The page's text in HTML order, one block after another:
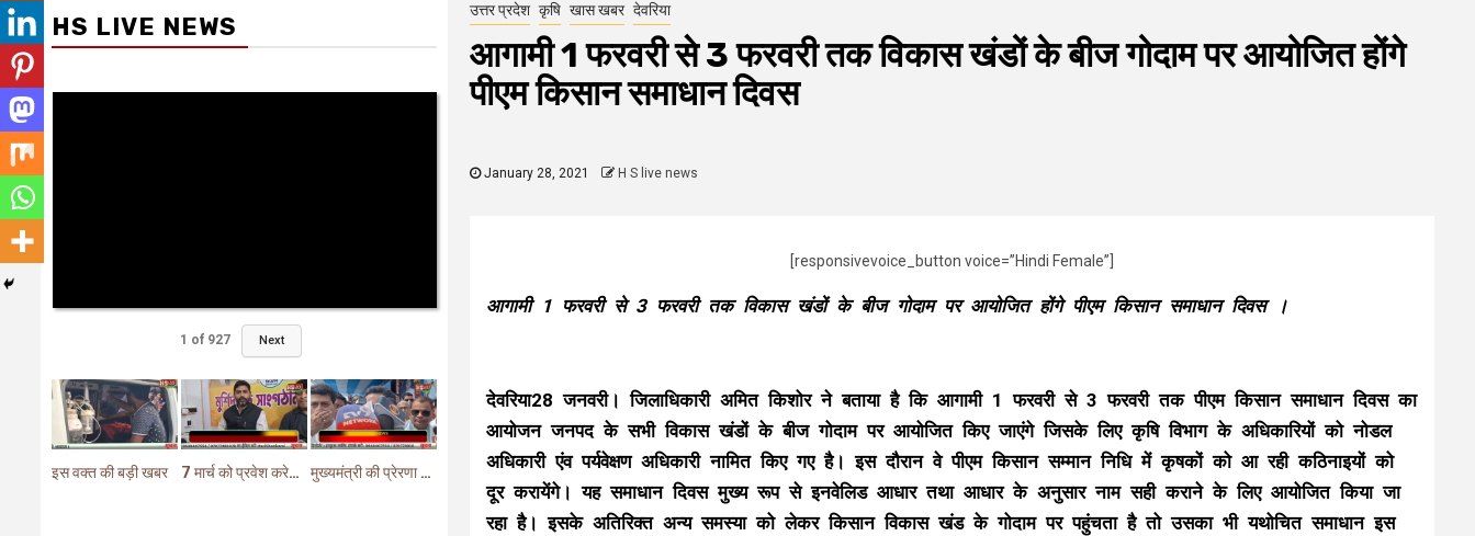
उत्तर प्रदेश कृषि खास खबर देवरिया
आगामी 1 फरवरी से 3 फरवरी तक विकास खंडों के बीज गोदाम पर आयोजित होंगे
पीएम किसान समाधान दिवस
January 28, 2021 H S live news
[responsivevoice_button voice=”Hindi Female”]
आगामी 1 फरवरी से 3 फरवरी तक विकास खंडों के बीज गोदाम पर आयोजित होंगे पीएम किसान समाधान दिवस ।
देवरिया28 जनवरी। जिलाधिकारी अमित किशोर ने बताया है कि आगामी 1 फरवरी से 3 फरवरी तक पीएम किसान समाधान दिवस का
आयोजन जनपद के सभी विकास खंडों के बीज गोदाम पर आयोजित किए जाएंगे जिसके लिए कृषि विभाग के अधिकारियों को नोडल
अधिकारी एंव पर्यवेक्षण अधिकारी नामित किए गए है। इस दौरान वे पीएम किसान सम्मान निधि में कृषकों को आ रही कठिनाइयों को
दूर करायेंगे। यह समाधान दिवस मुख्य रूप से इनवेलिड आधार तथा आधार के अनुसार नाम सही कराने के लिए आयोजित किया जा
रहा है। इसके अतिरिक्त अन्य समस्या को लेकर किसान विकास खंड के गोदाम पर पहुंचता है तो उसका भी यथोचित समाधान इस
HS LIVE NEWS
1 of 927 Next
इस वक्त की बड़ी खबर 7 मार्च को प्रवेश करेगा मुर्शिदाबाद में बीजेपी का परिवर्तन यात्रा रथ मुख्यमंत्री की प्रेरणा से दो महत्वपूर्ण योजनाओं का हुआ शिलान्यास